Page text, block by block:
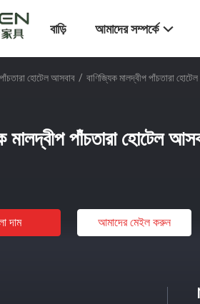
বাড়ি আমাদের সম্পর্কে
পাঁচতারা হোটেল আসবাব / বাণিজ্যিক মালদ্বীপ পাঁচতারা
মালদ্বীপ পাঁচতারা হোটেল
দাম আমাদের মেইল ​​করুন